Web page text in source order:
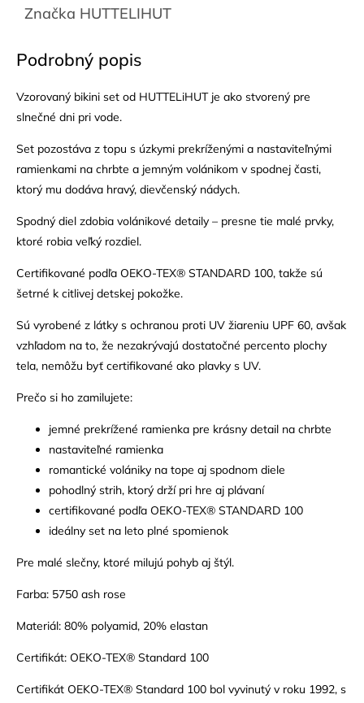
Značka HUTTELIHUT
Podrobný popis
Vzorovaný bikini set od HUTTELiHUT je ako stvorený pre
slnečné dni pri vode.
Set pozostáva z topu s úzkymi prekríženými a nastaviteľnými
ramienkami na chrbte a jemným volánikom v spodnej časti,
ktorý mu dodáva hravý, dievčenský nádych.
Spodný diel zdobia volánikové detaily – presne tie malé prvky,
ktoré robia veľký rozdiel.
Certifikované podľa OEKO-TEX® STANDARD 100, takže sú
šetrné k citlivej detskej pokožke.
Sú vyrobené z látky s ochranou proti UV žiareniu UPF 60, avšak
vzhľadom na to, že nezakrývajú dostatočné percento plochy
tela, nemôžu byť certifikované ako plavky s UV.
Prečo si ho zamilujete:
jemné prekrížené ramienka pre krásny detail na chrbte
nastaviteľné ramienka
romantické volániky na tope aj spodnom diele
pohodlný strih, ktorý drží pri hre aj plávaní
certifikované podľa OEKO-TEX® STANDARD 100
ideálny set na leto plné spomienok
Pre malé slečny, ktoré milujú pohyb aj štýl.
Farba: 5750 ash rose
Materiál: 80% polyamid, 20% elastan
Certifikát: OEKO-TEX® Standard 100
Certifikát OEKO-TEX® Standard 100 bol vyvinutý v roku 1992, s